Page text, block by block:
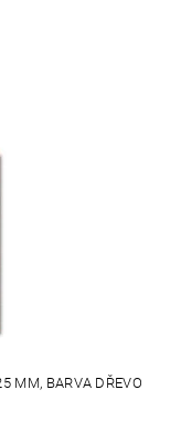
MM, BARVA DŘEVO